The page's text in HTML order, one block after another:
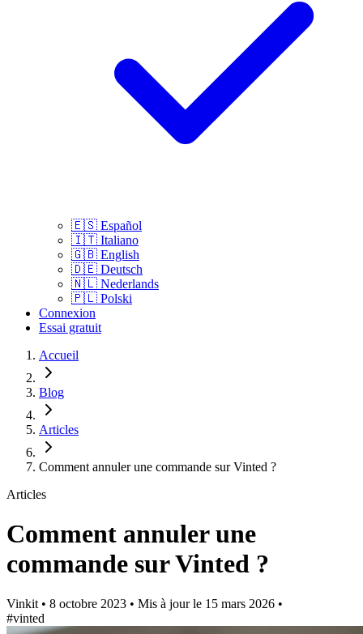
🇪🇸 Español
🇮🇹 Italiano
🇬🇧 English
🇩🇪 Deutsch
🇳🇱 Nederlands
🇵🇱 Polski
Connexion
Essai gratuit
Accueil
Blog
Articles
Comment annuler une commande sur Vinted ?
Articles
Comment annuler une
commande sur Vinted ?
Vinkit • 8 octobre 2023 • Mis à jour le 15 mars 2026 •
#vinted